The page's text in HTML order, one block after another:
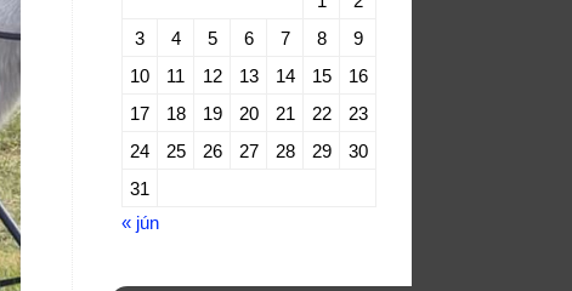
3
4 5 6 7 8
9
10
11 12 13 14 15
16
17
18 19 20 21 22
23
24
25 26 27 28 29
30
31
« jún